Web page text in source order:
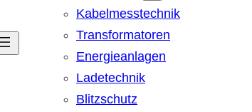
Kabelmesstechnik
Transformatoren
Energieanlagen
Ladetechnik
Blitzschutz